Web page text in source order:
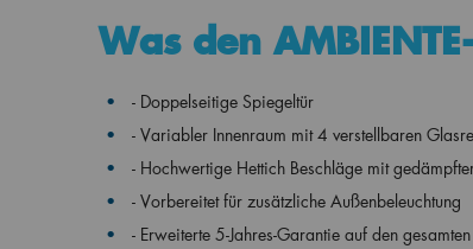
Was den
- Doppelseitige Spiegeltür
- Variabler Innenraum mit 4 verstellbaren
- Hochwertige Hettich Beschläge mit
- Vorbereitet für zusätzliche Außenbeleuchtung
- Erweiterte 5-Jahres-Garantie auf den